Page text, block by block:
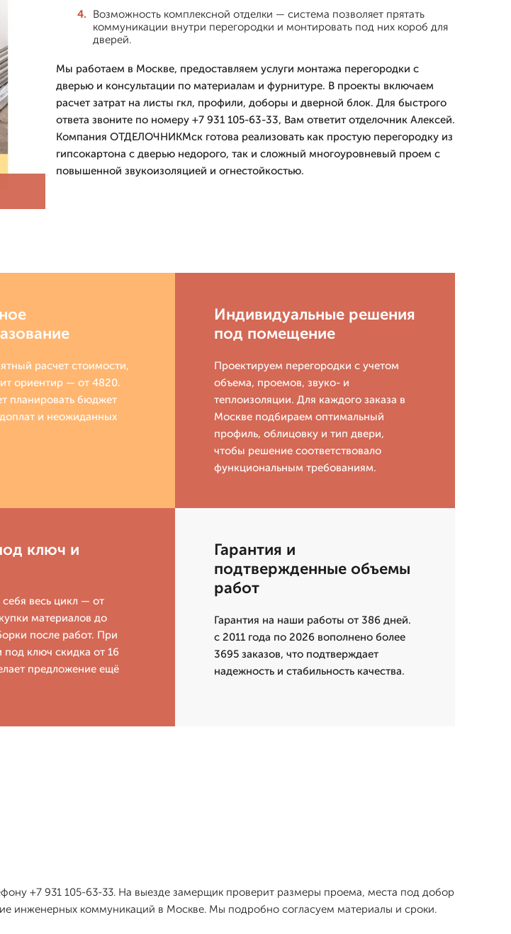
Возможность комплексной отделки — система позволяет прятать
коммуникации внутри перегородки и монтировать под них короб для
дверей.
Мы работаем в Москве, предоставляем услуги монтажа перегородки с
дверью и консультации по материалам и фурнитуре. В проекты включаем
расчет затрат на листы гкл, профили, доборы и дверной блок. Для быстрого
ответа звоните по номеру +7 931 105-63-33, Вам ответит отделочник Алексей.
Компания ОТДЕЛОЧНИКМск готова реализовать как простую перегородку из
гипсокартона с дверью недорого, так и сложный многоуровневый проем с
повышенной звукоизоляцией и огнестойкостью.
расчет стоимости,
ориентир — от 4820.
планировать бюджет
и неожиданных
Индивидуальные решения
под помещение
Проектируем перегородки с учетом
объема, проемов, звуко- и
теплоизоляции. Для каждого заказа в
Москве подбираем оптимальный
профиль, облицовку и тип двери,
чтобы решение соответствовало
функциональным требованиям.
ключ и
весь цикл — от
материалов до
после работ. При
под ключ скидка от 16
предложение ещё
Гарантия и
подтвержденные объемы
работ
Гарантия на наши работы от 386 дней.
с 2011 года по 2026 вополнено более
3695 заказов, что подтверждает
надежность и стабильность качества.
+7 931 105-63-33. На выезде замерщик проверит размеры проема, места под добор
инженерных коммуникаций в Москве. Мы подробно согласуем материалы и сроки.